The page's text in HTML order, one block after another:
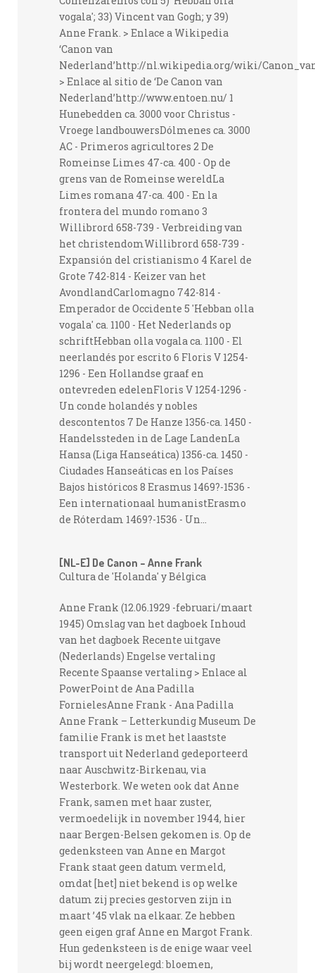
vogala'; 33) Vincent van Gogh; y 39)
Anne Frank. > Enlace a Wikipedia
‘Canon van
Nederland’http://nl.wikipedia.org/wiki/
> Enlace al sitio de ‘De Canon van
Nederland’http://www.entoen.nu/ 1
Hunebedden ca. 3000 voor Christus -
Vroege landbouwersDólmenes ca. 3000
AC - Primeros agricultores 2 De
Romeinse Limes 47-ca. 400 - Op de
grens van de Romeinse wereldLa
Limes romana 47-ca. 400 - En la
frontera del mundo romano 3
Willibrord 658-739 - Verbreiding van
het christendomWillibrord 658-739 -
Expansión del cristianismo 4 Karel de
Grote 742-814 - Keizer van het
AvondlandCarlomagno 742-814 -
Emperador de Occidente 5 'Hebban olla
vogala' ca. 1100 - Het Nederlands op
schriftHebban olla vogala ca. 1100 - El
neerlandés por escrito 6 Floris V 1254-
1296 - Een Hollandse graaf en
ontevreden edelenFloris V 1254-1296 -
Un conde holandés y nobles
descontentos 7 De Hanze 1356-ca. 1450 -
Handelssteden in de Lage LandenLa
Hansa (Liga Hanseática) 1356-ca. 1450 -
Ciudades Hanseáticas en los Países
Bajos históricos 8 Erasmus 1469?-1536 -
Een internationaal humanistErasmo
de Róterdam 1469?-1536 - Un...
[NL-E] De Canon – Anne Frank
Cultura de 'Holanda' y Bélgica
Anne Frank (12.06.1929 -februari/maart
1945) Omslag van het dagboek Inhoud
van het dagboek Recente uitgave
(Nederlands) Engelse vertaling
Recente Spaanse vertaling > Enlace al
PowerPoint de Ana Padilla
FornielesAnne Frank - Ana Padilla
Anne Frank – Letterkundig Museum De
familie Frank is met het laastste
transport uit Nederland gedeporteerd
naar Auschwitz-Birkenau, via
Westerbork. We weten ook dat Anne
Frank, samen met haar zuster,
vermoedelijk in november 1944, hier
naar Bergen-Belsen gekomen is. Op de
gedenksteen van Anne en Margot
Frank staat geen datum vermeld,
omdat [het] niet bekend is op welke
datum zij precies gestorven zijn in
maart ’45 vlak na elkaar. Ze hebben
geen eigen graf Anne en Margot Frank.
Hun gedenksteen is de enige waar veel
bij wordt neergelegd: bloemen,